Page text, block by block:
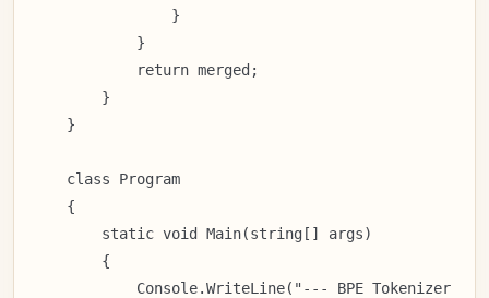
                }
            }
            return merged;
        }
    }
    class Program
    {
        static void Main(string[] args)
        {
Console.WriteLine("--- BPE Tokenizer